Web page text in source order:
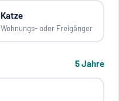
Katze
Wohnungs- oder Freigänger
5Jahre